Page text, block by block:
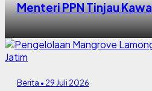
Menteri PPN Tinjau
Berita • 29 Juli 2026